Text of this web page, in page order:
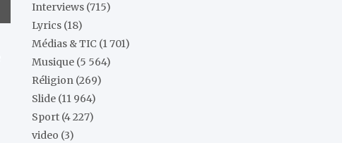
Interviews (715)
Lyrics (18)
Médias & TIC (1 701)
Musique (5 564)
Réligion (269)
Slide (11 964)
Sport (4 227)
video (3)